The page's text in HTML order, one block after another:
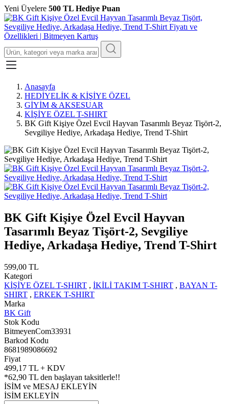
Yeni Üyelere 500 TL Hediye Puan
Anasayfa
HEDİYELİK & KİŞİYE ÖZEL
GİYİM & AKSESUAR
KİŞİYE ÖZEL T-SHIRT
BK Gift Kişiye Özel Evcil Hayvan Tasarımlı Beyaz Tişört-2,
Sevgiliye Hediye, Arkadaşa Hediye, Trend T-Shirt
BK Gift Kişiye Özel Evcil Hayvan
Tasarımlı Beyaz Tişört-2, Sevgiliye
Hediye, Arkadaşa Hediye, Trend T-Shirt
599,00 TL
Kategori
KİŞİYE ÖZEL T-SHIRT , İKİLİ TAKIM T-SHIRT , BAYAN T-
SHIRT , ERKEK T-SHIRT
Marka
BK Gift
Stok Kodu
BitmeyenCom33931
Barkod Kodu
8681989086692
Fiyat
499,17 TL + KDV
*62,90 TL den başlayan taksitlerle!!
İSİM ve MESAJ EKLEYİN
İSİM EKLEYİN